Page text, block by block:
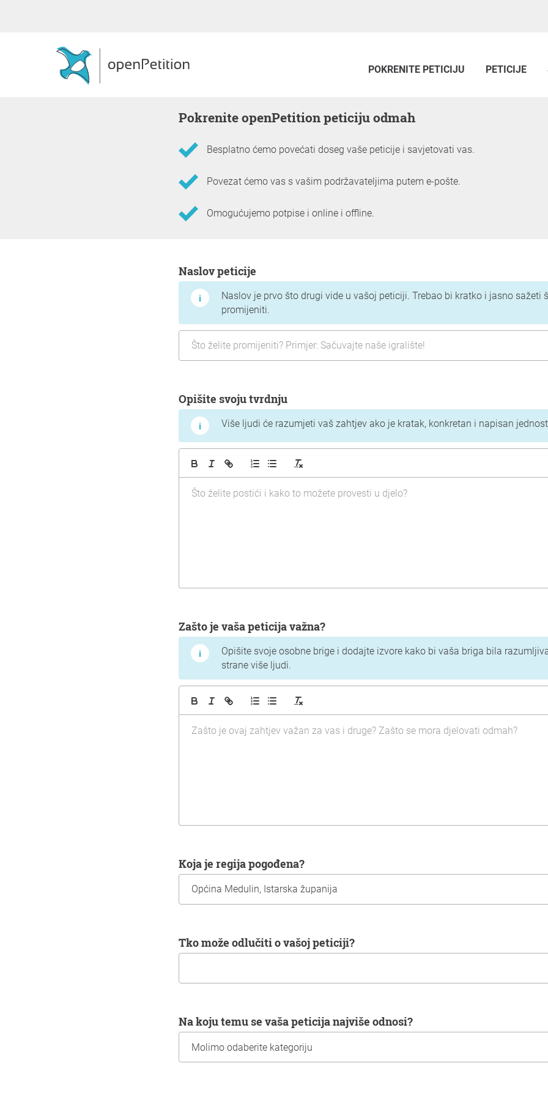
POKRENITE PETICIJU PETICIJE
Pokrenite openPetition peticiju odmah
Besplatno ćemo povećati doseg vaše peticije i savjetovati vas.
Povezat ćemo vas s vašim podržavateljima putem e-pošte.
Omogućujemo potpise i online i offline.
Naslov peticije
Naslov je prvo što drugi vide u vašoj peticiji. Trebao bi kratko i jasno sažeti
promijeniti.
Opišite svoju tvrdnju
Više ljudi će razumjeti vaš zahtjev ako je kratak, konkretan i napisan
Zašto je vaša peticija važna?
Opišite svoje osobne brige i dodajte izvore kako bi vaša briga bila
strane više ljudi.
Koja je regija pogođena?
Tko može odlučiti o vašoj peticiji?
Na koju temu se vaša peticija najviše odnosi?